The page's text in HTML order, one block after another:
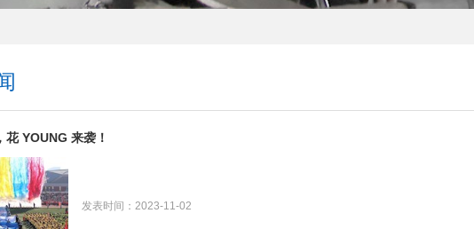
花 YOUNG 来袭！
发表时间：2023-11-02